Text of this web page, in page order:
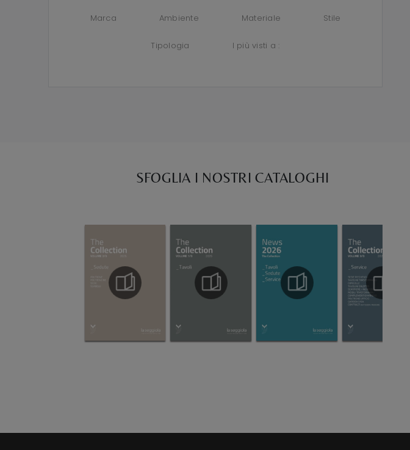
Marca Ambiente Materiale Stile
Tipologia I più visti a :
SFOGLIA I NOSTRI CATALOGHI